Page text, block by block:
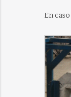
En